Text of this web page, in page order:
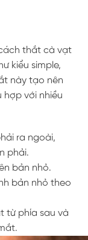
thắt cà vạt
kiểu simple,
này tạo nên
với nhiều
ra ngoài,
phải.
bản nhỏ.
bản nhỏ theo
từ phía sau và